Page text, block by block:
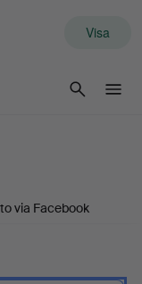
Visa
via Facebook